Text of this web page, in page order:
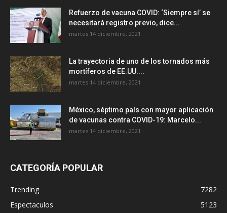
Refuerzo de vacuna COVID: ‘Siempre sí’ se
necesitará registro previo, dice...
martes 14 diciembre, 2021
La trayectoria de uno de los tornados más
mortíferos de EE.UU....
martes 14 diciembre, 2021
México, séptimo país con mayor aplicación
de vacunas contra COVID-19: Marcelo...
martes 14 diciembre, 2021
CATEGORÍA POPULAR
Trending
7282
Espectaculos
5123